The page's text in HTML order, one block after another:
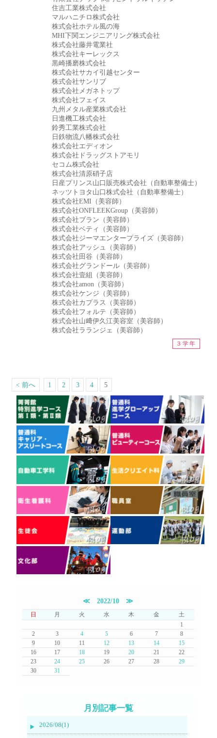
住吉工業株式会社
マルハニチロ株式会社
株式会社ホテル風の海
MHI下関エンジニアリング株式会社
株式会社藤井電業社
株式会社キーレックス
黒崎播磨株式会社
株式会社サカイ引越センター
株式会社サンリブ
株式会社メガネトップ
株式会社フェイス
九州メタル産業株式会社
日進機工株式会社
鈴秀工業株式会社
日鉄物流八幡株式会社
株式会社エディオン
株式会社ドラッグストアモリ
セコム株式会社
株式会社清原硝子店
日産プリンス山口販売株式会社（自動車整備士）
ネッツトヨタ山口株式会社（自動車整備士）
株式会社EMI（美容師）
株式会社ONFLEEKGroup（美容師）
株式会社ブラン（美容師）
株式会社ベティ（美容師）
株式会社ジーマエンタープライズ（美容師）
株式会社アッシュ（美容師）
株式会社田谷（美容師）
株式会社グランドール（美容師）
株式会社壹組（美容師）
株式会社amon（美容師）
株式会社ケンジ（美容師）
株式会社カプラス（美容師）
株式会社フォルテ（美容師）
株式会社山﨑伊久江美容室（美容師）
株式会社ラランジェ（美容師）
３学年
< 前へ 1 2 3 4 5
≪ 2022/10 ≫
日 月 火 水 木 金
土
1
2
3 4 5 6 7
8
9
10 11 12 13 14
15
16
17 18 19 20 21
22
23
24 25 26 27 28
29
30
31
月別記事一覧
2026/08(1)